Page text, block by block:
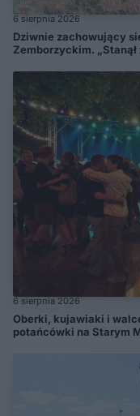
6 sierpnia 2026
Dziwnie zachowujący
Zemborzyckim. „Stanął
6 sierpnia 2026
Oberki, kujawiaki i
potańcówki na Starym